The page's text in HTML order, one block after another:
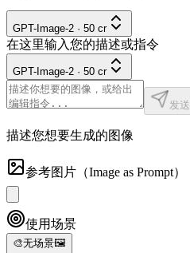
GPT-Image-2 · 50 cr
在这里输入您的描述或指令
GPT-Image-2 · 50 cr
发送
描述您想要生成的图像
参考图片 （Image as Prompt）
使用场景
🎨无场景🖼️